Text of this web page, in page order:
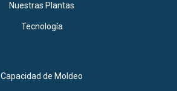
Nuestras Plantas
Tecnología
Capacidad de Moldeo